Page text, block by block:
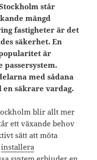
står
mängd
fastigheter är det
säkerhet. En
är
passersystem.
med sådana
säkrare vardag.
blir allt mer
ett växande behov
sätt att möta
installera